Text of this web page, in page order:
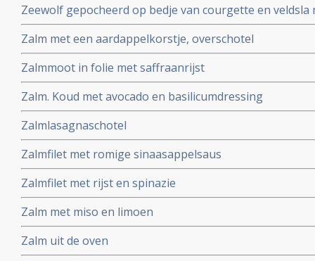
Zeewolf gepocheerd op bedje van courgette en
Zalm met een aardappelkorstje, overschotel
Zalmmoot in folie met saffraanrijst
Zalm. Koud met avocado en basilicumdressing
Zalmlasagnaschotel
Zalmfilet met romige sinaasappelsaus
Zalmfilet met rijst en spinazie
Zalm met miso en limoen
Zalm uit de oven